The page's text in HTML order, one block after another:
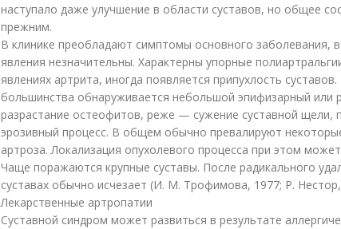
наступало даже улучшение в области суставов, но общее
прежним.
В клинике преобладают симптомы основного заболевания,
явления незначительны. Характерны упорные
явлениях артрита, иногда появляется припухлость
большинства обнаруживается небольшой эпифизарный или
разрастание остеофитов, реже — сужение суставной щели,
эрозивный процесс. В общем обычно превалируют
артроза. Локализация опухолевого процесса при этом
Чаще поражаются крупные суставы. После радикального
суставах обычно исчезает (И. М. Трофимова, 1977; Р.
Лекарственные артропатии
Суставной синдром может развиться в результате